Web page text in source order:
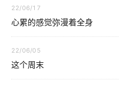
22/06/17
心累的感觉弥漫着全身
22/06/05
这个周末